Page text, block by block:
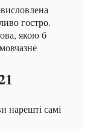
гостро.
якою б
нарешті самі